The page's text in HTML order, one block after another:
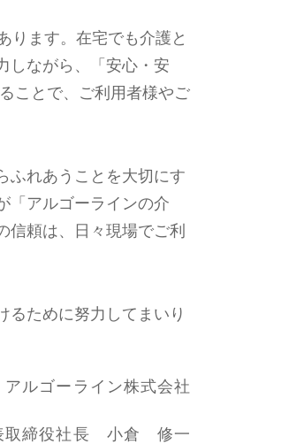
ります。在宅でも介護と
しながら、「安心・安
ことで、ご利用者様やご
ふれあうことを大切にす
「アルゴーラインの介
頼は、日々現場でご利
るために努力してまいり
アルゴーライン株式会社
取締役社長 小倉 修一